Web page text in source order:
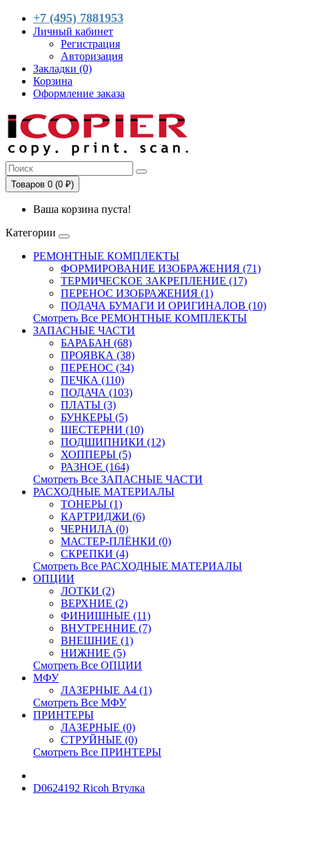
+7 (495) 7881953
Личный кабинет
Регистрация
Авторизация
Закладки (0)
Корзина
Оформление заказа
Товаров 0 (0 ₽)
Ваша корзина пуста!
Категории
РЕМОНТНЫЕ КОМПЛЕКТЫ
ФОРМИРОВАНИЕ ИЗОБРАЖЕНИЯ (71)
ТЕРМИЧЕСКОЕ ЗАКРЕПЛЕНИЕ (17)
ПЕРЕНОС ИЗОБРАЖЕНИЯ (1)
ПОДАЧА БУМАГИ И ОРИГИНАЛОВ (10)
Смотреть Все РЕМОНТНЫЕ КОМПЛЕКТЫ
ЗАПАСНЫЕ ЧАСТИ
БАРАБАН (68)
ПРОЯВКА (38)
ПЕРЕНОС (34)
ПЕЧКА (110)
ПОДАЧА (103)
ПЛАТЫ (3)
БУНКЕРЫ (5)
ШЕСТЕРНИ (10)
ПОДШИПНИКИ (12)
ХОППЕРЫ (5)
РАЗНОЕ (164)
Смотреть Все ЗАПАСНЫЕ ЧАСТИ
РАСХОДНЫЕ МАТЕРИАЛЫ
ТОНЕРЫ (1)
КАРТРИДЖИ (6)
ЧЕРНИЛА (0)
МАСТЕР-ПЛЁНКИ (0)
СКРЕПКИ (4)
Смотреть Все РАСХОДНЫЕ МАТЕРИАЛЫ
ОПЦИИ
ЛОТКИ (2)
ВЕРХНИЕ (2)
ФИНИШНЫЕ (11)
ВНУТРЕННИЕ (7)
ВНЕШНИЕ (1)
НИЖНИЕ (5)
Смотреть Все ОПЦИИ
МФУ
ЛАЗЕРНЫЕ A4 (1)
Смотреть Все МФУ
ПРИНТЕРЫ
ЛАЗЕРНЫЕ (0)
СТРУЙНЫЕ (0)
Смотреть Все ПРИНТЕРЫ
D0624192 Ricoh Втулка